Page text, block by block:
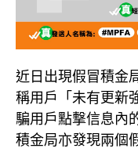
近日出現假冒積金
稱用戶「未有更新
騙用戶點撃信息內
積金局亦發現兩個